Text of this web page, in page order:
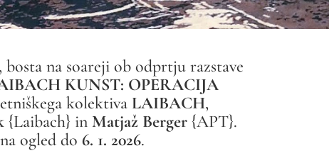
bosta na soareji ob odprtju razstave
KUNST: OPERACIJA
kolektiva LAIBACH,
{Laibach} in Matjaž Berger {APT}.
ogled do 6. 1. 2026.